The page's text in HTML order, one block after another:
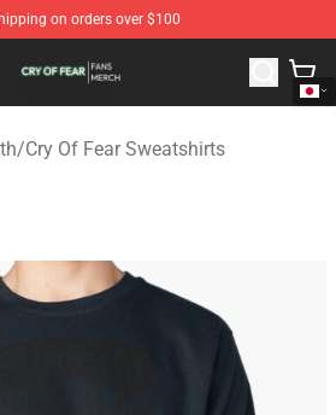
on orders over $100
- Official Cry Of Fear Merchandise Store
/Cry Of Fear Sweatshirts